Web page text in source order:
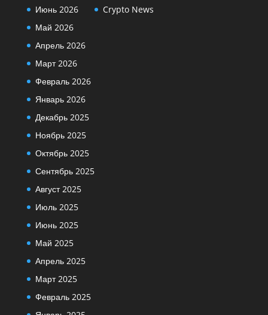
Июнь 2026
Май 2026
Апрель 2026
Март 2026
Февраль 2026
Январь 2026
Декабрь 2025
Ноябрь 2025
Октябрь 2025
Сентябрь 2025
Август 2025
Июль 2025
Июнь 2025
Май 2025
Апрель 2025
Март 2025
Февраль 2025
Crypto News